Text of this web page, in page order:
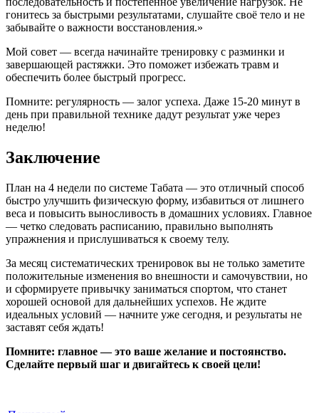
гонитесь за быстрыми результатами, слушайте своё тело и не
забывайте о важности восстановления.»
Мой совет — всегда начинайте тренировку с разминки и
завершающей растяжки. Это поможет избежать травм и
обеспечить более быстрый прогресс.
Помните: регулярность — залог успеха. Даже 15-20 минут в
день при правильной технике дадут результат уже через
неделю!
Заключение
План на 4 недели по системе Табата — это отличный способ
быстро улучшить физическую форму, избавиться от лишнего
веса и повысить выносливость в домашних условиях. Главное
— четко следовать расписанию, правильно выполнять
упражнения и прислушиваться к своему телу.
За месяц систематических тренировок вы не только заметите
положительные изменения во внешности и самочувствии, но
и сформируете привычку заниматься спортом, что станет
хорошей основой для дальнейших успехов. Не ждите
идеальных условий — начните уже сегодня, и результаты не
заставят себя ждать!
Помните: главное — это ваше желание и постоянство.
Сделайте первый шаг и двигайтесь к своей цели!